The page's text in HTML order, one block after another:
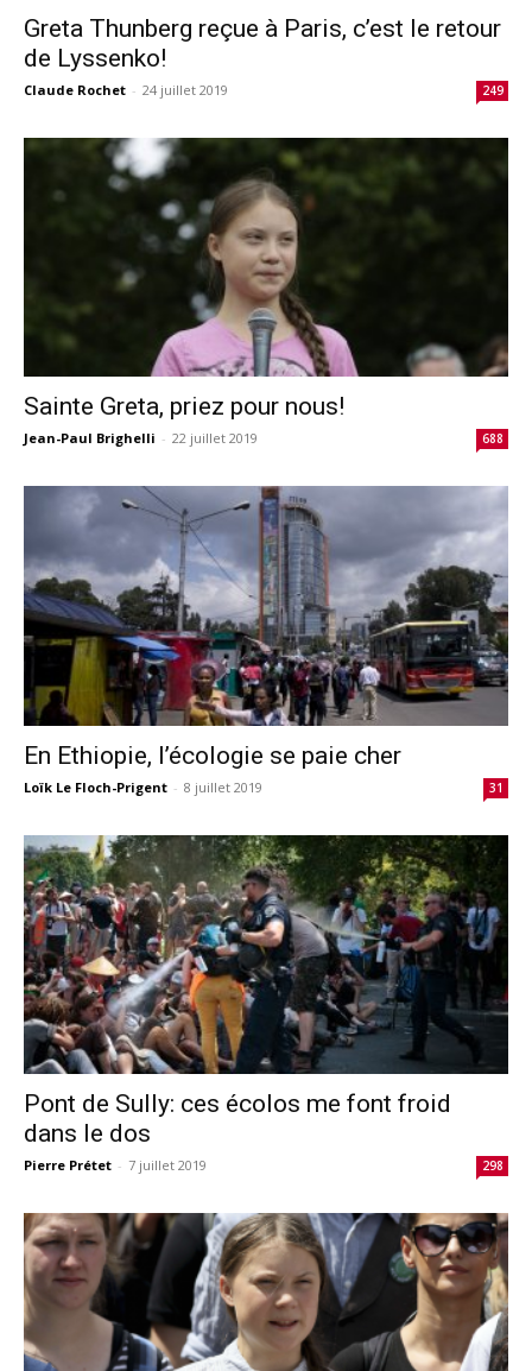
Greta Thunberg reçue à Paris, c’est le retour
de Lyssenko!
Claude Rochet - 24 juillet 2019 249
Sainte Greta, priez pour nous!
Jean-Paul Brighelli - 22 juillet 2019 688
En Ethiopie, l’écologie se paie cher
Loïk Le Floch-Prigent - 8 juillet 2019 31
Pont de Sully: ces écolos me font froid
dans le dos
Pierre Prétet - 7 juillet 2019 298